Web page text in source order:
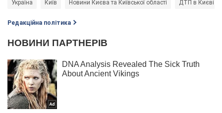
Україна Київ Новини Києва та Київської області ДТП в Києві
Редакційна політика